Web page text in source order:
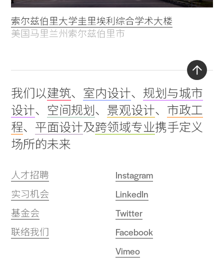
索尔兹伯里大学圭里埃利综合学术大楼
美国马里兰州索尔兹伯里市
我们以建筑、 室内设计、 规划与城市
设计、 空间规划 、 景观设计、 市政工
程、 平面设计及跨领域专业携手定义
场所的未来
人才招聘
实习机会
基金会
联络我们
Instagram
LinkedIn
Twitter
Facebook
Vimeo
Back
to
top